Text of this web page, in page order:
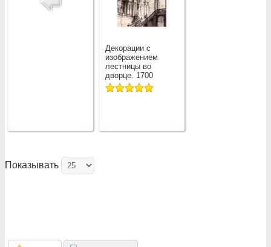
Декорации с
изображением
лестницы во
дворце. 1700
Показывать